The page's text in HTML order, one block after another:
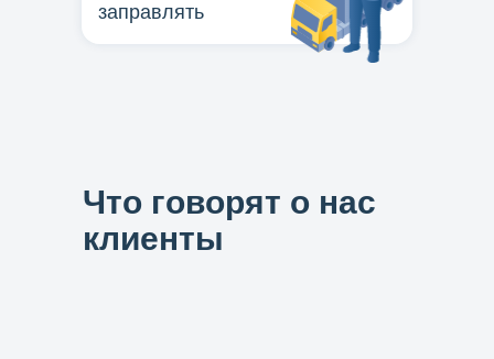
заправлять
Что говорят о нас
клиенты